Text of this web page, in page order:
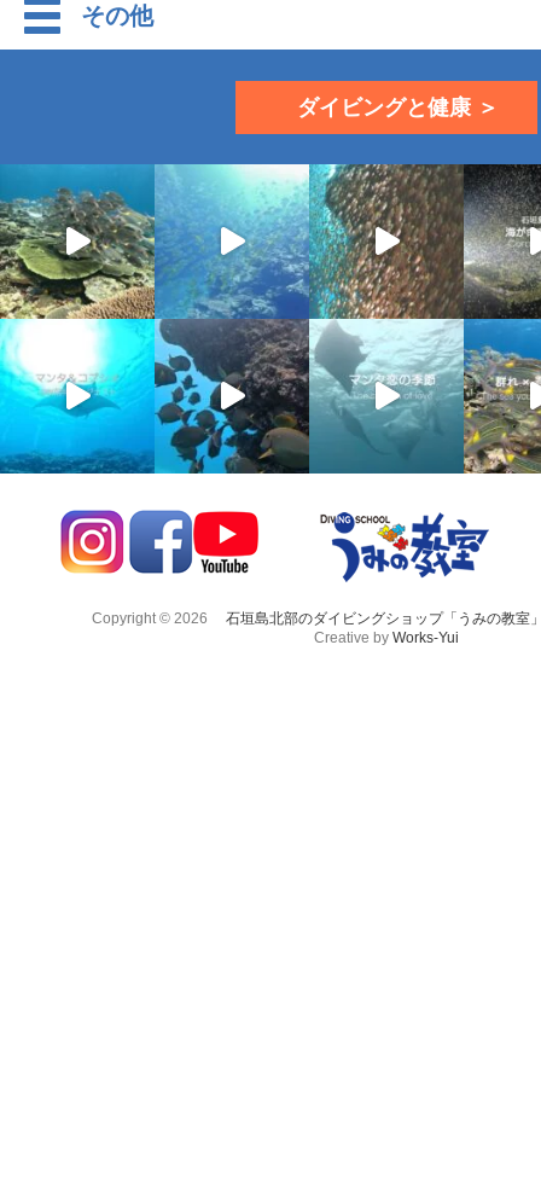
その他
ダイビングと健康 ＞
Copyright © 2026
石垣島北部のダイビングショップ「うみの教室
Creative by Works-Yui